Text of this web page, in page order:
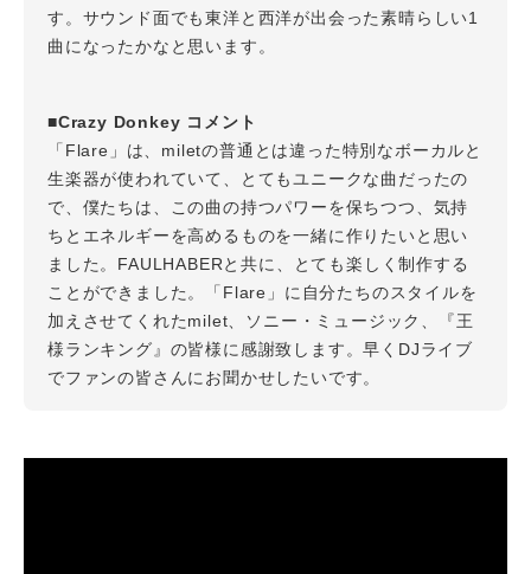
す。サウンド面でも東洋と西洋が出会った素晴らしい1
曲になったかなと思います。
■Crazy Donkey コメント
「Flare」は、miletの普通とは違った特別なボーカルと
生楽器が使われていて、とてもユニークな曲だったの
で、僕たちは、この曲の持つパワーを保ちつつ、気持
ちとエネルギーを高めるものを一緒に作りたいと思い
ました。FAULHABERと共に、とても楽しく制作する
ことができました。「Flare」に自分たちのスタイルを
加えさせてくれたmilet、ソニー・ミュージック、『王
様ランキング』の皆様に感謝致します。早くDJライブ
でファンの皆さんにお聞かせしたいです。